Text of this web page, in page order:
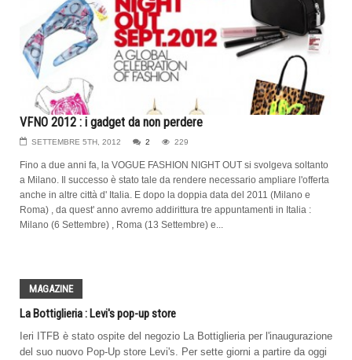
VFNO 2012 : i gadget da non perdere
SETTEMBRE 5TH, 2012 2 229
Fino a due anni fa, la VOGUE FASHION NIGHT OUT si svolgeva soltanto
a Milano. Il successo è stato tale da rendere necessario ampliare l'offerta
anche in altre città d' Italia. E dopo la doppia data del 2011 (Milano e
Roma) , da quest' anno avremo addirittura tre appuntamenti in Italia :
Milano (6 Settembre) , Roma (13 Settembre) e...
MAGAZINE
La Bottiglieria : Levi's pop-up store
Ieri ITFB è stato ospite del negozio La Bottiglieria per l'inaugurazione
del suo nuovo Pop-Up store Levi's. Per sette giorni a partire da oggi